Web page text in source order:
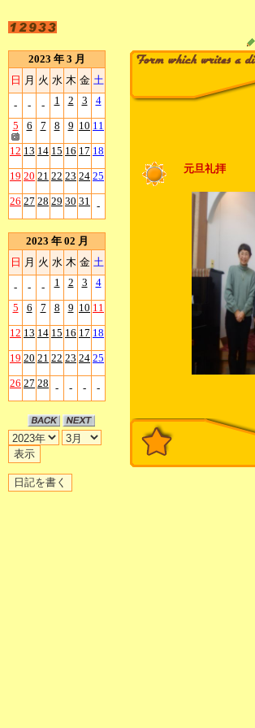
2023 年 3 月
日 月 火 水 木 金 土
- - - 1 2 3 4
5 6 7 8 9 10 11
12 13 14 15 16 17 18
19 20 21 22 23 24 25
26 27 28 29 30 31 -
2023 年 02 月
日 月 火 水 木 金 土
- - - 1 2 3 4
5 6 7 8 9 10 11
12 13 14 15 16 17 18
19 20 21 22 23 24 25
26 27 28 - - - -
元旦礼拝